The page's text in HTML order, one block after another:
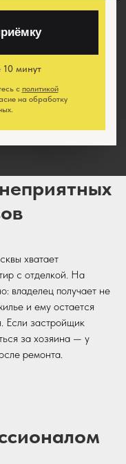
10 минут
с политикой
на обработку
хватает
с отделкой. На
владелец получает не
и ему остается
Если застройщик
за хозяина — у
ремонта.